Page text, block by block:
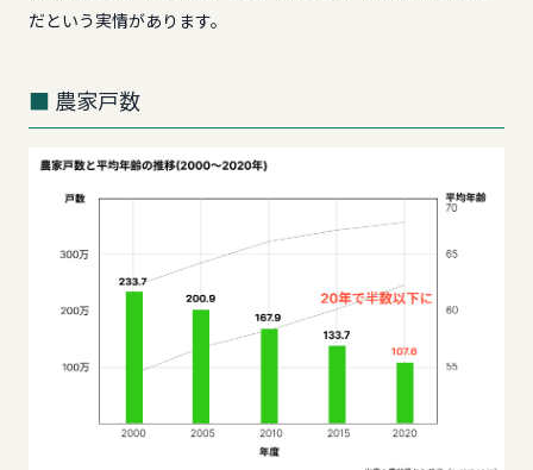
だという実情があります。
農家戸数